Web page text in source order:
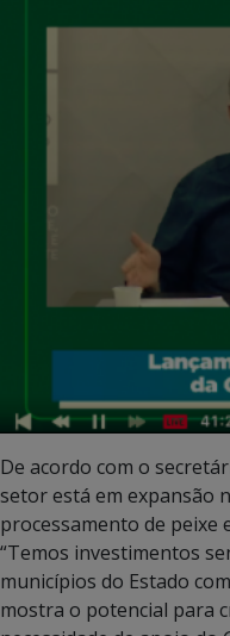
De acordo com o
setor está em expansão
processamento de peixe
“Temos investimentos
municípios do Estado
mostra o potencial para